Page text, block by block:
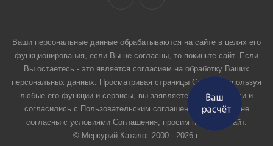
Ваши персональные данные обрабатываются на сайте в целях его
функционирования, если Вы не согласны, то покиньте сайт. Если
Вы остаетесь - это является согласием на обработку Ваших
персональных данных. Просматривая страницы Сайта и используя
любые его функции и сервисы, вы заявляете, что прочитали и
согласились с Пользовательским соглашением. Если вы не
согласны с условиями Соглашения, просим покинуть Сайт.
© Меркурий-Каталог 2000 - 2026 г.